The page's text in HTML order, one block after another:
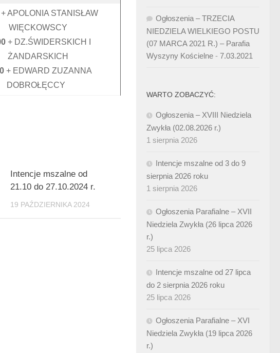
+ APOLONIA STANISŁAW
WIĘCKOWSCY
+ DZ.ŚWIDERSKICH I
ŻANDARSKICH
+ EDWARD ZUZANNA
DOBROŁĘCCY
Intencje mszalne od
21.10 do 27.10.2024 r.
19 PAŹDZIERNIKA 2024
Ogłoszenia – TRZECIA
NIEDZIELA WIELKIEGO POSTU
(07 MARCA 2021 R.) – Parafia
Wyszyny Kościelne - 7.03.2021
WARTO ZOBACZYĆ:
Ogłoszenia – XVIII Niedziela
Zwykła (02.08.2026 r.)
1 sierpnia 2026
Intencje mszalne od 3 do 9
sierpnia 2026 roku
1 sierpnia 2026
Ogłoszenia Parafialne – XVII
Niedziela Zwykła (26 lipca 2026
r.)
25 lipca 2026
Intencje mszalne od 27 lipca
do 2 sierpnia 2026 roku
25 lipca 2026
Ogłoszenia Parafialne – XVI
Niedziela Zwykła (19 lipca 2026
r.)